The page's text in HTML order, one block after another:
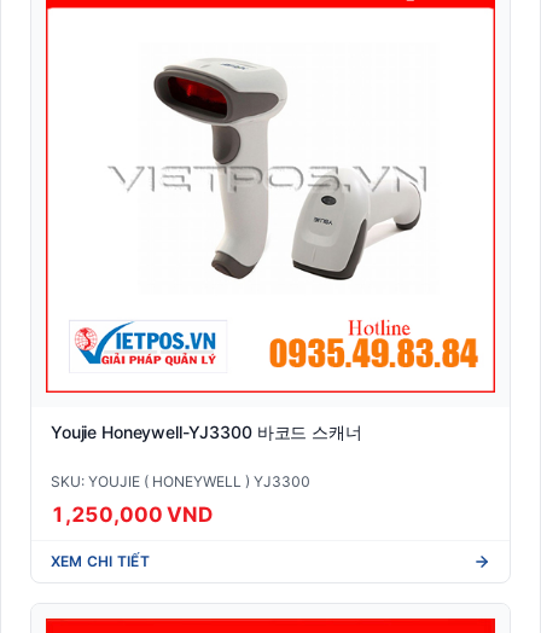
Youjie Honeywell-YJ3300 바코드 스캐너
SKU: YOUJIE ( HONEYWELL ) YJ3300
1,250,000 VND
XEM CHI TIẾT